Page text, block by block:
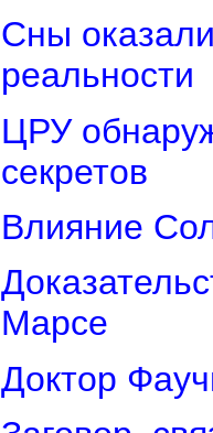
Сны
реальности
ЦРУ
секретов
Влияние
Марсе
Доктор